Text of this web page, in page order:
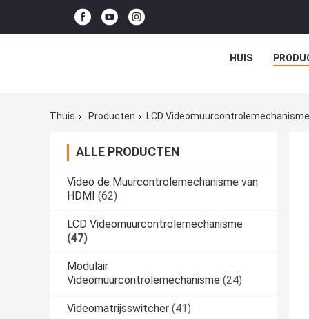
HUIS
Thuis Producten LCD Videomuurcontrolemechanisme
ALLE PRODUCTEN
Video de Muurcontrolemechanisme van
HDMI (62)
LCD Videomuurcontrolemechanisme
(47)
Modulair
Videomuurcontrolemechanisme (24)
Videomatrijsswitcher (41)